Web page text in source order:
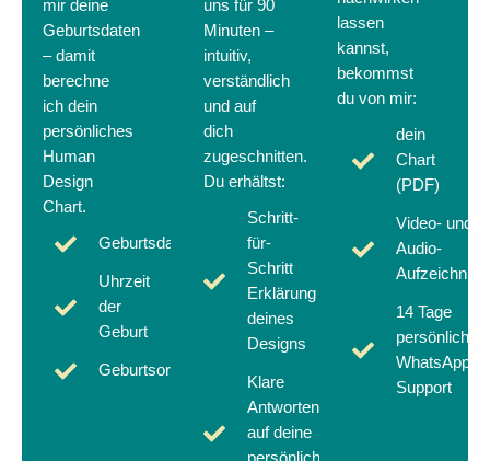
mir deine
Geburtsdaten
– damit
berechne
ich dein
persönliches
Human
Design
Chart.
Geburtsdatum
Uhrzeit
der
Geburt
Geburtsort
uns für 90
Minuten –
intuitiv,
verständlich
und auf
dich
zugeschnitten.
Du erhältst:
Schritt-
für-
Schritt
Erklärung
deines
Designs
Klare
Antworten
auf deine
lassen
kannst,
bekommst
du von mir:
dein
Chart
(PDF)
Video- und
Audio-
14 Tage
persönlichen
WhatsApp-
Support